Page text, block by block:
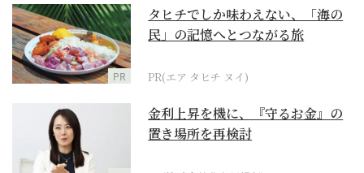
PR
タヒチでしか味わえない、「海の
民」の記憶へとつながる旅
PR(エア タヒチ ヌイ)
金利上昇を機に、『守るお金』の
置き場所を再検討